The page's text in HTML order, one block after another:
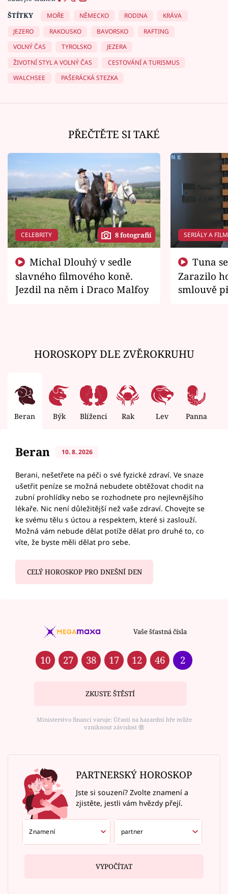
ŠTÍTKY
MOŘE NĚMECKO RODINA
KRÁVA
JEZERO
RAKOUSKO BAVORSKO
RAFTING
VOLNÝ ČAS
TYROLSKO
JEZERA
ŽIVOTNÍ STYL A VOLNÝ ČAS
CESTOVÁNÍ A TURISMUS
WALCHSEE
PAŠERÁCKÁ STEZKA
PŘEČTĚTE SI TAKÉ
CELEBRITY 8 fotografií
slavného filmového koně.
Jezdil na něm i Draco Malfoy
SERIÁLY A
Zarazilo
smlouvě
HOROSKOPY DLE ZVĚROKRUHU
Beran Býk Blíženci Rak Lev Panna
Beran 10. 8. 2026
Berani, nešetřete na péči o své fyzické zdraví. Ve snaze
ušetřit peníze se možná nebudete obtěžovat chodit na
zubní prohlídky nebo se rozhodnete pro nejlevnějšího
lékaře. Nic není důležitější než vaše zdraví. Chovejte se
ke svému tělu s úctou a respektem, které si zaslouží.
Možná vám nebude dělat potíže dělat pro druhé to, co
víte, že byste měli dělat pro sebe.
CELÝ HOROSKOP PRO DNEŠNÍ DEN
Vaše šťastná čísla
10 27 38 17 12 46 2
ZKUSTE ŠTĚSTÍ
Ministerstvo financí varuje: Účastí na hazardní hře může
vzniknout závislost ⑱
PARTNERSKÝ HOROSKOP
Jste si souzení? Zvolte znamení a
zjistěte, jestli vám hvězdy přejí.
VYPOČÍTAT